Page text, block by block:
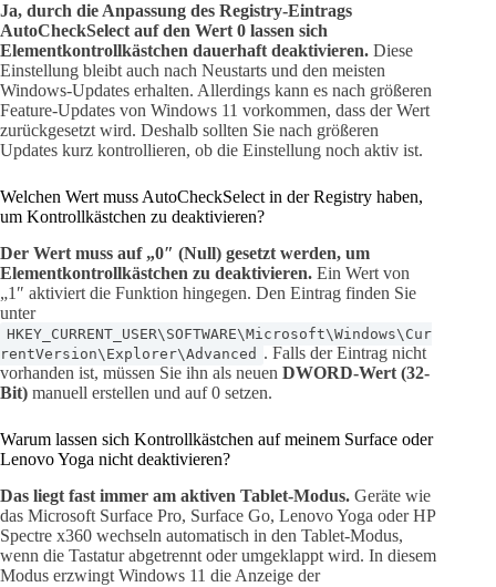
Ja, durch die Anpassung des Registry-Eintrags
AutoCheckSelect auf den Wert 0 lassen sich
Elementkontrollkästchen dauerhaft deaktivieren. Diese
Einstellung bleibt auch nach Neustarts und den meisten
Windows-Updates erhalten. Allerdings kann es nach größeren
Feature-Updates von Windows 11 vorkommen, dass der Wert
zurückgesetzt wird. Deshalb sollten Sie nach größeren
Updates kurz kontrollieren, ob die Einstellung noch aktiv ist.
Welchen Wert muss AutoCheckSelect in der Registry haben,
um Kontrollkästchen zu deaktivieren?
Der Wert muss auf „0″ (Null) gesetzt werden, um
Elementkontrollkästchen zu deaktivieren. Ein Wert von
„1″ aktiviert die Funktion hingegen. Den Eintrag finden Sie
unter
HKEY_CURRENT_USER\SOFTWARE\Microsoft\Windows\Cur
rentVersion\Explorer\Advanced . Falls der Eintrag nicht
vorhanden ist, müssen Sie ihn als neuen DWORD-Wert (32-
Bit) manuell erstellen und auf 0 setzen.
Warum lassen sich Kontrollkästchen auf meinem Surface oder
Lenovo Yoga nicht deaktivieren?
Das liegt fast immer am aktiven Tablet-Modus. Geräte wie
das Microsoft Surface Pro, Surface Go, Lenovo Yoga oder HP
Spectre x360 wechseln automatisch in den Tablet-Modus,
wenn die Tastatur abgetrennt oder umgeklappt wird. In diesem
Modus erzwingt Windows 11 die Anzeige der